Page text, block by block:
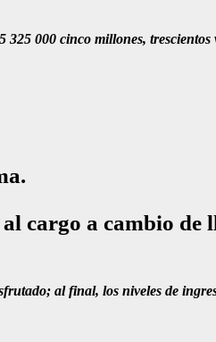
000 cinco millones,
cargo a cambio de
al final, los niveles de